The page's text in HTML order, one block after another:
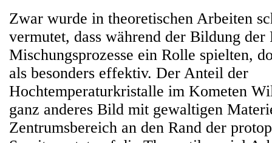
Zwar wurde in theoretischen Arbeiten
vermutet, dass während der Bildung der
Mischungsprozesse ein Rolle spielten,
als besonders effektiv. Der Anteil der
Hochtemperaturkristalle im Kometen
ganz anderes Bild mit gewaltigen
Zentrumsbereich an den Rand der